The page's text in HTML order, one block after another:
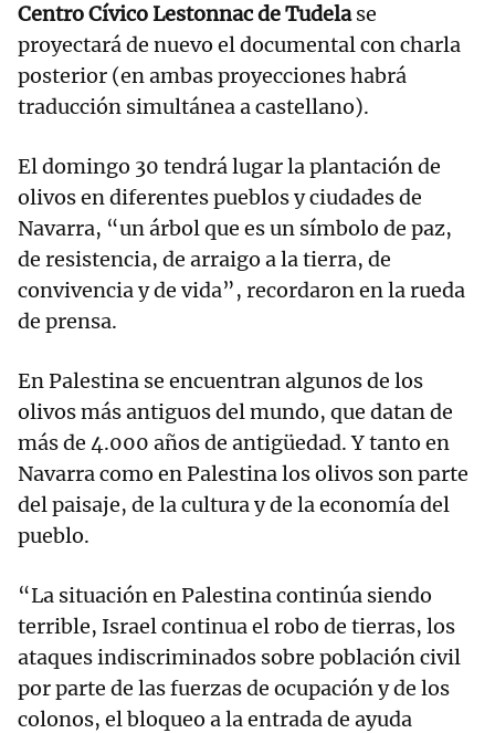
Centro Cívico Lestonnac de Tudelase
proyectará de nuevo el documental con charla
posterior (en ambas proyecciones habrá
traducción simultánea a castellano).
El domingo 30 tendrá lugar la plantación de
olivos en diferentes pueblos y ciudades de
Navarra, “un árbol que es un símbolo de paz,
de resistencia, de arraigo a la tierra, de
convivencia y de vida”, recordaron en la rueda
de prensa.
En Palestina se encuentran algunos de los
olivos más antiguos del mundo, que datan de
más de 4.000 años de antigüedad. Y tanto en
Navarra como en Palestina los olivos son parte
del paisaje, de la cultura y de la economía del
pueblo.
“La situación en Palestina continúa siendo
terrible, Israel continua el robo de tierras, los
ataques indiscriminados sobre población civil
por parte de las fuerzas de ocupación y de los
colonos, el bloqueo a la entrada de ayuda